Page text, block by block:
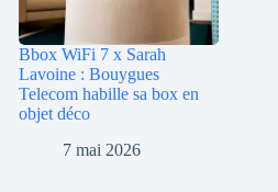
Bbox WiFi 7 x Sarah
Lavoine : Bouygues
Telecom habille sa box en
objet déco
7 mai 2026